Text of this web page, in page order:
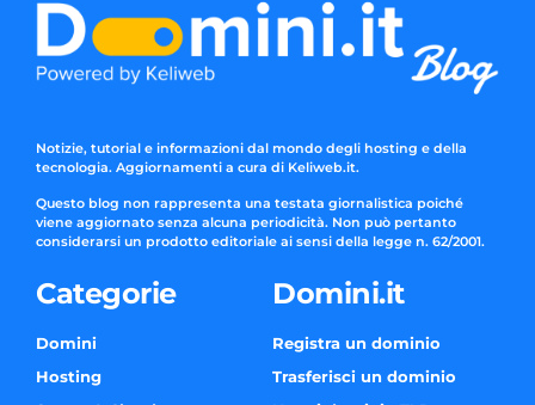
Notizie, tutorial e informazioni dal mondo degli hosting e della
tecnologia. Aggiornamenti a cura di Keliweb.it.
Questo blog non rappresenta una testata giornalistica poiché
viene aggiornato senza alcuna periodicità. Non può pertanto
considerarsi un prodotto editoriale ai sensi della legge n. 62/2001.
Categorie
Domini
Hosting
Domini.it
Registra un dominio
Trasferisci un dominio